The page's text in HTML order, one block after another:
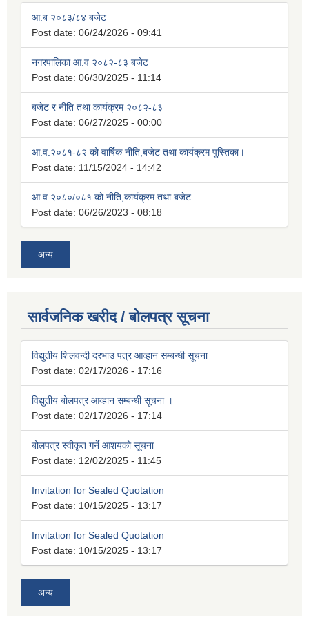
आ.ब २०८३/८४ बजेट
Post date: 06/24/2026 - 09:41
नगरपालिका आ.व २०८२-८३ बजेट
Post date: 06/30/2025 - 11:14
बजेट र नीति तथा कार्यक्रम २०८२-८३
Post date: 06/27/2025 - 00:00
आ.व.२०८१-८२ को वार्षिक नीति,बजेट तथा कार्यक्रम पुस्तिका।
Post date: 11/15/2024 - 14:42
आ.व.२०८०/०८१ को नीति,कार्यक्रम तथा बजेट
Post date: 06/26/2023 - 08:18
अन्य
सार्वजनिक खरीद / बोलपत्र सूचना
विद्युतीय शिलवन्दी दरभाउ पत्र आव्हान सम्बन्धी सूचना
Post date: 02/17/2026 - 17:16
विद्युतीय बोलपत्र आव्हान सम्बन्धी सूचना ।
Post date: 02/17/2026 - 17:14
बोलपत्र स्वीकृत गर्ने आशयको सूचना
Post date: 12/02/2025 - 11:45
Invitation for Sealed Quotation
Post date: 10/15/2025 - 13:17
Invitation for Sealed Quotation
Post date: 10/15/2025 - 13:17
अन्य